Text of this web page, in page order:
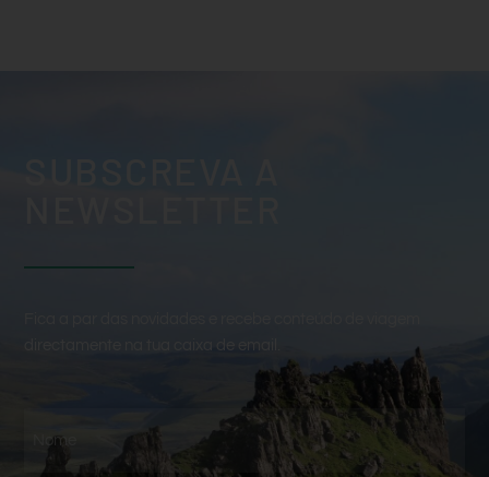
directamente na tua caixa de email.